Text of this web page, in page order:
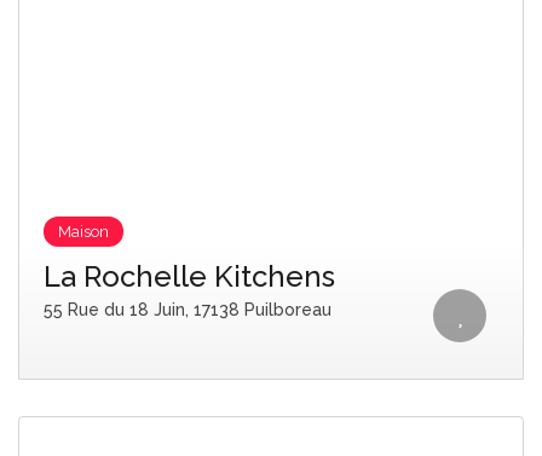
Maison
La Rochelle Kitchens
55 Rue du 18 Juin, 17138 Puilboreau